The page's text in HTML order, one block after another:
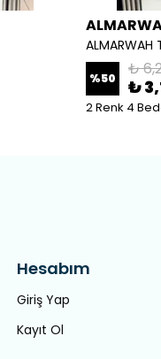
ALMARWAH
%50 ₺
₺
2 Renk 4
Hesabım
Giriş Yap
Kayıt Ol